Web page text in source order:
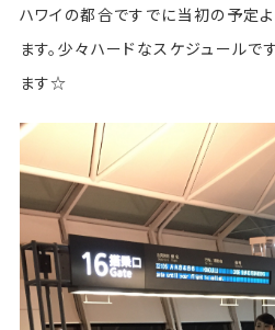
ハワイの都合ですでに当初の予定
ます。少々ハードなスケジュールで
ます☆